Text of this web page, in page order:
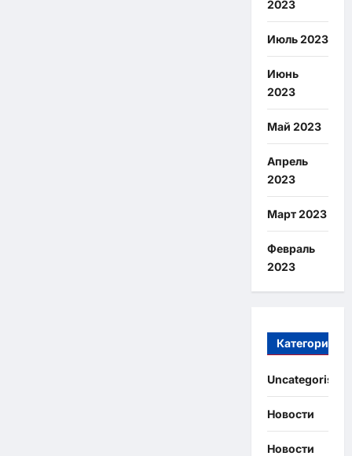
2023
Июль 2023
Июнь
2023
Май 2023
Апрель
2023
Март 2023
Февраль
2023
Категории
Uncategorised
Новости
Новости